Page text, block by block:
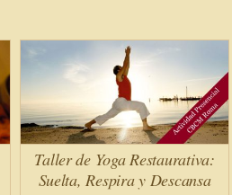
Taller de Yoga Restaurativa:
Suelta, Respira y Descansa